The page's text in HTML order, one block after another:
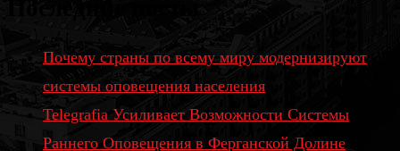
Почему страны по всему миру модернизируют
системы оповещения населения
Telegrafia Усиливает Возможности Системы
Раннего Оповещения в Ферганской Долине